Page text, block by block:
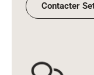
Contacter